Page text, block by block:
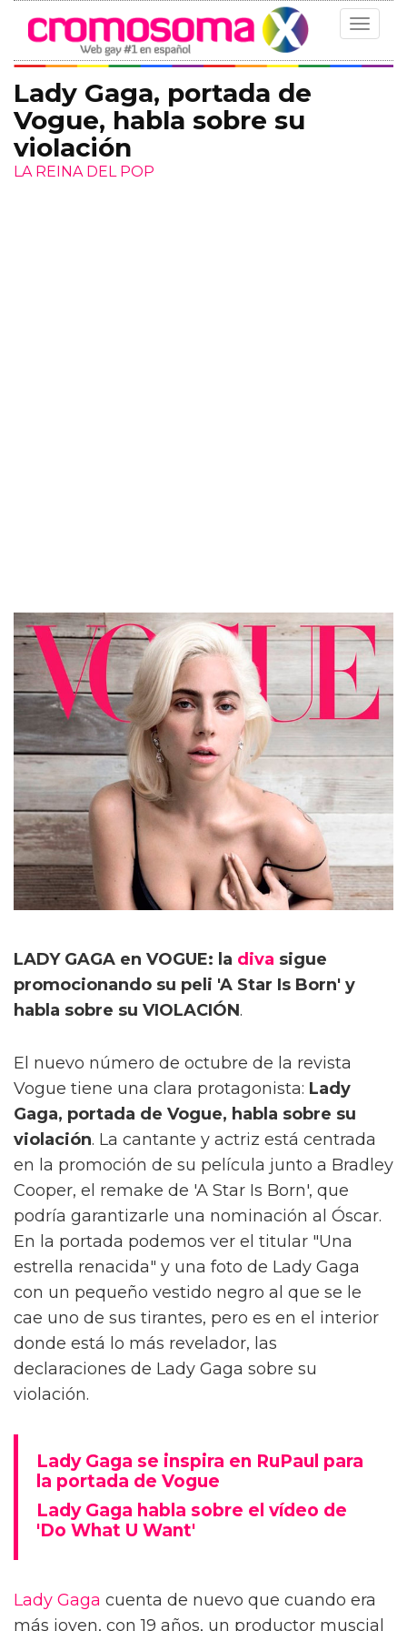
Toggle
Lady Gaga, portada de
Vogue, habla sobre su
violación
LA REINA DEL POP
LADY GAGA en VOGUE: la diva sigue
promocionando su peli 'A Star Is Born' y
habla sobre su VIOLACIÓN.
El nuevo número de octubre de la revista
Vogue tiene una clara protagonista: Lady
Gaga, portada de Vogue, habla sobre su
violación. La cantante y actriz está centrada
en la promoción de su película junto a Bradley
Cooper, el remake de 'A Star Is Born', que
podría garantizarle una nominación al Óscar.
En la portada podemos ver el titular "Una
estrella renacida" y una foto de Lady Gaga
con un pequeño vestido negro al que se le
cae uno de sus tirantes, pero es en el interior
donde está lo más revelador, las
declaraciones de Lady Gaga sobre su
violación.
Lady Gaga se inspira en RuPaul para
la portada de Vogue
Lady Gaga habla sobre el vídeo de
'Do What U Want'
Lady Gaga cuenta de nuevo que cuando era
más joven, con 19 años, un productor muscial